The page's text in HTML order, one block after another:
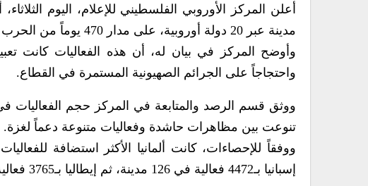
مدينة عبر 20 دولة أوروبية، على مدار 470 يوماً من الحرب التي شنها جيش العدو الصهيوني على قطاع غزة.
وأوضح المركز في بيان له، أن هذه الفعاليات كانت
واحتجاجاً على الجرائم الصهيونية المستمرة في القطاع.
تنوعت بين مظاهرات حاشدة وفعاليات متنوعة دعماً لغزة.
إسبانيا بـ4472 فعالية في 126 مدينة، ثم إيطاليا بـ3765 فعالية في 104 مدن.